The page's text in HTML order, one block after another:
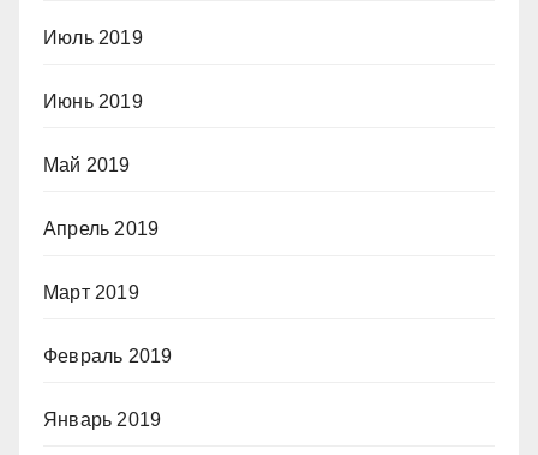
Июль 2019
Июнь 2019
Май 2019
Апрель 2019
Март 2019
Февраль 2019
Январь 2019